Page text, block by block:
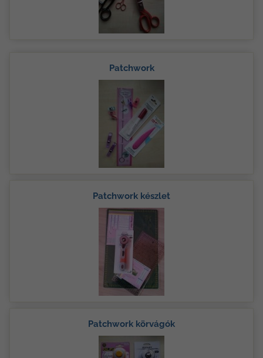
Patchwork
Patchwork készlet
Patchwork körvágók